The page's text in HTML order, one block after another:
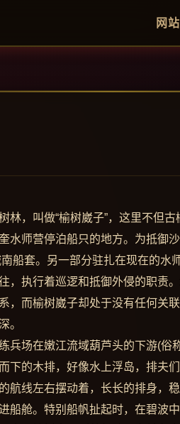
网
，叫做“榆树崴子”，这里不但
水师营停泊船只的地方。为抵御
船套。另一部分驻扎在现在的水
，执行着巡逻和抵御外侵的职责
，而榆树崴子却处于没有任何关
。
兵场在嫩江流域葫芦头的下游(俗
下的木排，好像水上浮岛，排夫
航线左右摆动着，长长的排身，
船舱。特别船帆扯起时，在碧波